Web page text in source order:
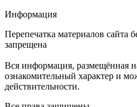
Информация
Перепечатка материалов сайта
запрещена
Вся информация, размещённая
ознакомительный характер и
действительности.